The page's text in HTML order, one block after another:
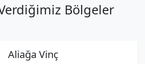
Bölgeler
Aliağa Vinç